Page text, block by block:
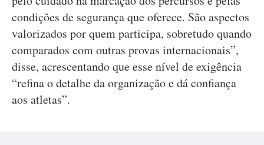
condições de segurança que oferece. São aspectos
valorizados por quem participa, sobretudo quando
comparados com outras provas internacionais”,
disse, acrescentando que esse nível de exigência
“refina o detalhe da organização e dá confiança
aos atletas”.